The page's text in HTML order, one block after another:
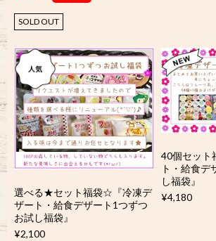
SOLD OUT
選べる★セット福袋☆『冷凍デ
ザート・給食デザート1つずつ
お試し福袋』
¥2,100
40個セット
ト・給食デ
し福袋』
¥4,180